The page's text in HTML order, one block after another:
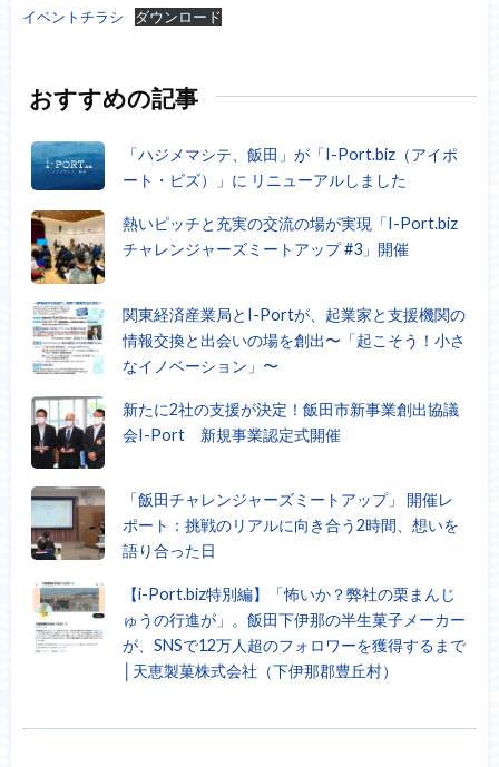
イベントチラシ ダウンロード
おすすめの記事
「ハジメマシテ、飯田」が「I-Port.biz（アイポ
ート・ビズ）」に リニューアルしました
熱いピッチと充実の交流の場が実現「I-Port.biz
チャレンジャーズミートアップ #3」開催
関東経済産業局とI-Portが、起業家と支援機関の
情報交換と出会いの場を創出〜「起こそう！小さ
なイノベーション」〜
新たに2社の支援が決定！飯田市新事業創出協議
会I-Port 新規事業認定式開催
「飯田チャレンジャーズミートアップ」 開催レ
ポート：挑戦のリアルに向き合う2時間、想いを
語り合った日
【i-Port.biz特別編】「怖いか？弊社の栗まんじ
ゅうの行進が」。飯田下伊那の半生菓子メーカー
が、SNSで12万人超のフォロワーを獲得するまで
│天恵製菓株式会社（下伊那郡豊丘村）